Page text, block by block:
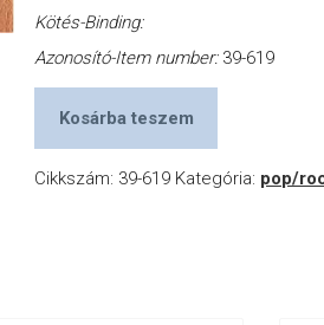
Kötés-Binding:
Azonosító-Item number: 39-619
Kosárba teszem
Cikkszám: 39-619 Kategória: pop/